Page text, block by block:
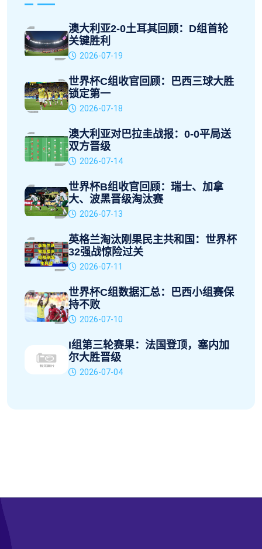
澳大利亚2-0土耳其回顾：D组首轮
关键胜利
2026-07-19
世界杯C组收官回顾：巴西三球大胜
锁定第一
2026-07-18
澳大利亚对巴拉圭战报：0-0平局送
双方晋级
2026-07-14
世界杯B组收官回顾：瑞士、加拿
大、波黑晋级淘汰赛
2026-07-13
英格兰淘汰刚果民主共和国：世界杯
32强战惊险过关
2026-07-11
世界杯C组数据汇总：巴西小组赛保
持不败
2026-07-10
I组第三轮赛果：法国登顶，塞内加
尔大胜晋级
2026-07-04